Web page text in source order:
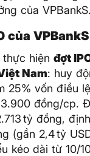
của VPBankS.
của VPBankS
thực hiện đợt
Nam: huy
25% vốn điều
đồng/cp.
tỷ đồng,
(gần 2,4 tỷ
kéo dài từ 10/